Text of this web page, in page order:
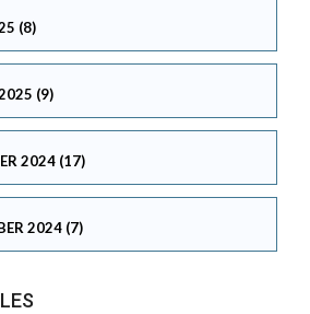
(8)
(9)
2024 (17)
2024 (7)